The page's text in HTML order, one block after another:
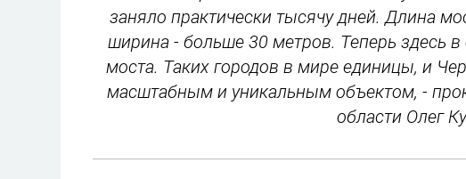
заняло практически тысячу дней. Длина
ширина - больше 30 метров. Теперь здесь
моста. Таких городов в мире единицы, и
масштабным и уникальным объектом, -
области Олег